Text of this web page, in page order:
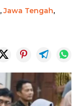
,Jawa Tengah,